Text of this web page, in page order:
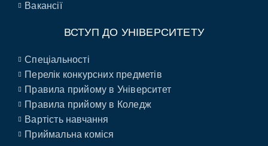
Вакансії
ВСТУП ДО УНІВЕРСИТЕТУ
Спеціальності
Перелік конкурсних предметів
Правила прийому в Університет
Правила прийому в Коледж
Вартість навчання
Приймальна коміся